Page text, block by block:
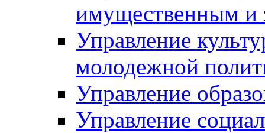
имущественным и
Управление
молодежной
Управление
Управление